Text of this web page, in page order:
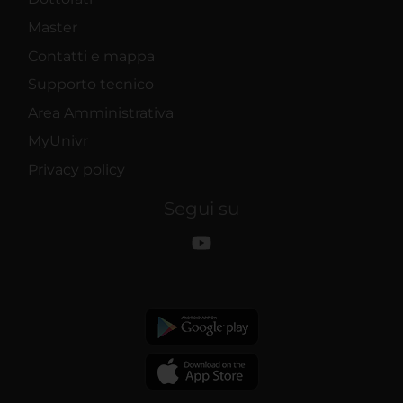
Master
Contatti e mappa
Supporto tecnico
Area Amministrativa
MyUnivr
Privacy policy
Segui su